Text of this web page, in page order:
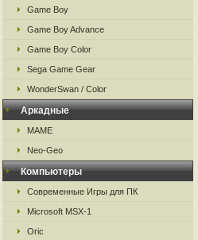
Game Boy
Game Boy Advance
Game Boy Color
Sega Game Gear
WonderSwan / Color
Аркадные
MAME
Neo-Geo
Компьютеры
Современные Игры для ПК
Microsoft MSX-1
Oric